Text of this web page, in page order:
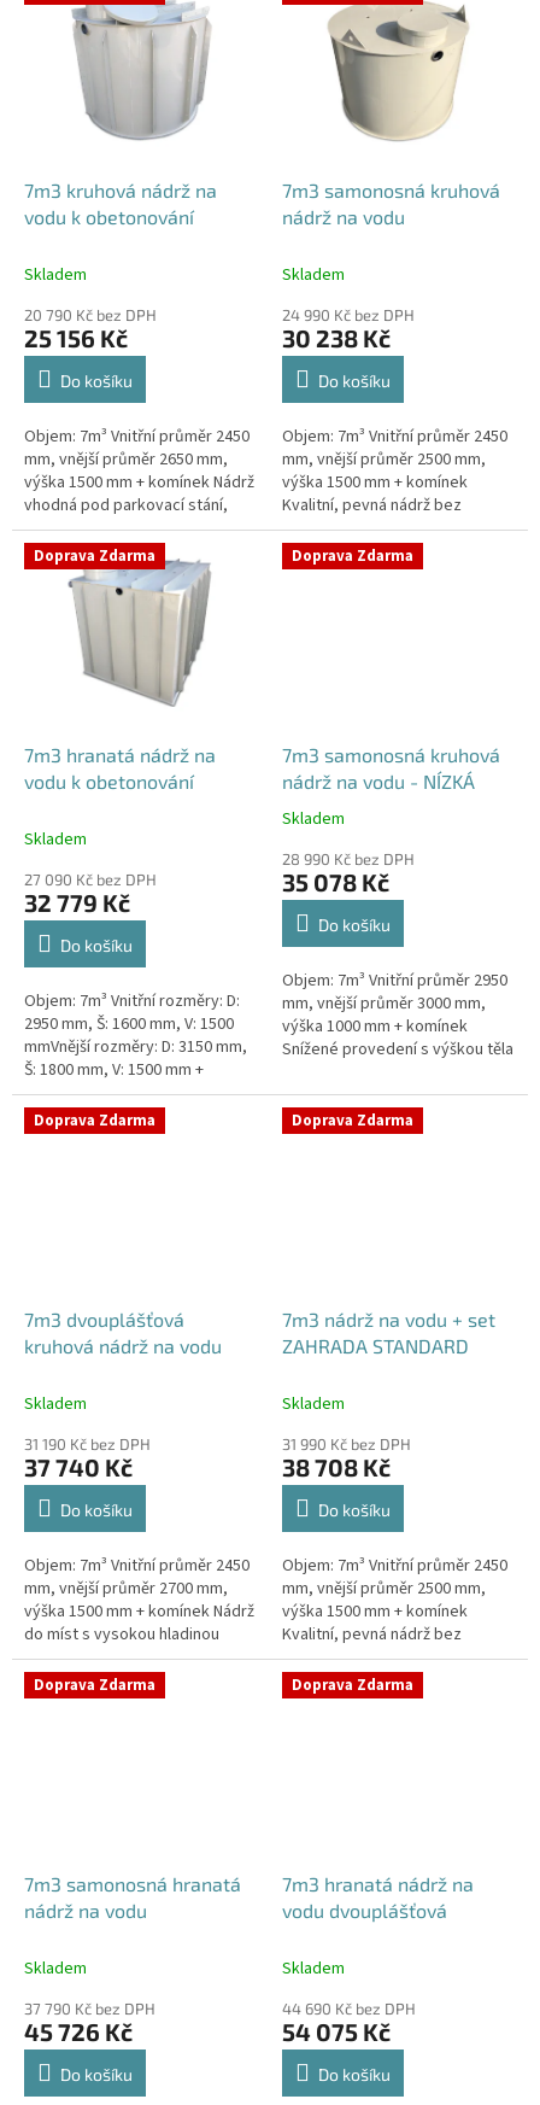
7m3 kruhová nádrž na
vodu k obetonování
Skladem
20 790 Kč bez DPH
25 156 Kč
Do košíku
Objem: 7m³ Vnitřní průměr 2450
mm, vnější průměr 2650 mm,
výška 1500 mm + komínek Nádrž
vhodná pod parkovací stání,
komunikace i terasy Průměr a
umístění přítoku/ů, odtoku/ů...
7m3 samonosná kruhová
nádrž na vodu
Skladem
24 990 Kč bez DPH
30 238 Kč
Do košíku
Objem: 7m³ Vnitřní průměr 2450
mm, vnější průměr 2500 mm,
výška 1500 mm + komínek
Kvalitní, pevná nádrž bez
potřeby obetonování.Průměr a
umístění přítoku/ů, odtoku/ů
apod....
Doprava Zdarma
7m3 hranatá nádrž na
vodu k obetonování
Skladem
27 090 Kč bez DPH
32 779 Kč
Do košíku
Objem: 7m³ Vnitřní rozměry: D:
2950 mm, Š: 1600 mm, V: 1500
mmVnější rozměry: D: 3150 mm,
Š: 1800 mm, V: 1500 mm +
komínek Nádrž vhodná pod
parkovací stání, komunikace i
terasy...
Doprava Zdarma
7m3 samonosná kruhová
nádrž na vodu - NÍZKÁ
Průměrné
produktu
je
5,0
hvězdiček.
Skladem
28 990 Kč bez DPH
35 078 Kč
Do košíku
Objem: 7m³ Vnitřní průměr 2950
mm, vnější průměr 3000 mm,
výška 1000 mm + komínek
Snížené provedení s výškou těla
bez potřeby obetonování
Průměr...
Doprava Zdarma
7m3 dvouplášťová
kruhová nádrž na vodu
Skladem
31 190 Kč bez DPH
37 740 Kč
Do košíku
Objem: 7m³ Vnitřní průměr 2450
mm, vnější průměr 2700 mm,
výška 1500 mm + komínek Nádrž
do míst s vysokou hladinou
spodní vody - pojízdná Průměr a
umístění přítoku/ů, odtoku/ů...
Doprava Zdarma
7m3 nádrž na vodu + set
ZAHRADA STANDARD
Skladem
31 990 Kč bez DPH
38 708 Kč
Do košíku
Objem: 7m³ Vnitřní průměr 2450
mm, vnější průměr 2500 mm,
výška 1500 mm + komínek
Kvalitní, pevná nádrž bez
potřeby obetonování.Průměr a
umístění přítoku/ů, odtoku/ů
apod....
Doprava Zdarma
7m3 samonosná hranatá
nádrž na vodu
Skladem
37 790 Kč bez DPH
45 726 Kč
Do košíku
Doprava Zdarma
7m3 hranatá nádrž na
vodu dvouplášťová
Skladem
44 690 Kč bez DPH
54 075 Kč
Do košíku